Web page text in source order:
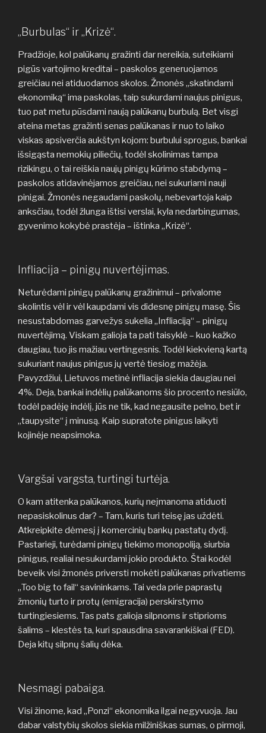
„Burbulas“ ir „Krizė“.
Pradžioje, kol palūkanų gražinti dar nereikia, suteikiami
pigūs vartojimo kreditai – paskolos generuojamos
greičiau nei atiduodamos skolos. Žmonės „skatindami
ekonomiką“ ima paskolas, taip sukurdami naujus pinigus,
tuo pat metu pūsdami naują palūkanų burbulą. Bet visgi
ateina metas gražinti senas palūkanas ir nuo to laiko
viskas apsiverčia aukštyn kojom: burbului sprogus, bankai
išsigąsta nemokių piliečių, todėl skolinimas tampa
rizikingu, o tai reiškia naujų pinigų kūrimo stabdymą –
paskolos atidavinėjamos greičiau, nei sukuriami nauji
pinigai. Žmonės negaudami paskolų, nebevartoja kaip
anksčiau, todėl žlunga ištisi verslai, kyla nedarbingumas,
gyvenimo kokybė prastėja – ištinka „Krizė“.
Infliacija – pinigų nuvertėjimas.
Neturėdami pinigų palūkanų gražinimui – privalome
skolintis vėl ir vėl kaupdami vis didesnę pinigų masę. Šis
nesustabdomas garvežys sukelia „Infliaciją“ – pinigų
nuvertėjimą. Viskam galioja ta pati taisyklė – kuo kažko
daugiau, tuo jis mažiau vertingesnis. Todėl kiekvieną kartą
sukuriant naujus pinigus jų vertė tiesiog mažėja.
Pavyzdžiui, Lietuvos metinė infliacija siekia daugiau nei
4%. Deja, bankai indėlių palūkanoms šio procento nesiūlo,
todėl padėję indėlį, jūs ne tik, kad negausite pelno, bet ir
„taupysite“ į minusą. Kaip supratote pinigus laikyti
kojinėje neapsimoka.
Vargšai vargsta, turtingi turtėja.
O kam atitenka palūkanos, kurių neįmanoma atiduoti
nepasiskolinus dar? – Tam, kuris turi teisę jas uždėti.
Atkreipkite dėmesį į komercinių bankų pastatų dydį.
Pastarieji, turėdami pinigų tiekimo monopoliją, siurbia
pinigus, realiai nesukurdami jokio produkto. Štai kodėl
beveik visi žmonės priversti mokėti palūkanas privatiems
„Too big to fail“ savininkams. Tai veda prie paprastų
žmonių turto ir protų (emigracija) perskirstymo
turtingiesiems. Tas pats galioja silpnoms ir stiprioms
šalims – klestės ta, kuri spausdina savarankiškai (FED).
Deja kitų silpnų šalių dėka.
Nesmagi pabaiga.
Visi žinome, kad „Ponzi“ ekonomika ilgai negyvuoja. Jau
dabar valstybių skolos siekia milžiniškas sumas, o pirmoji,